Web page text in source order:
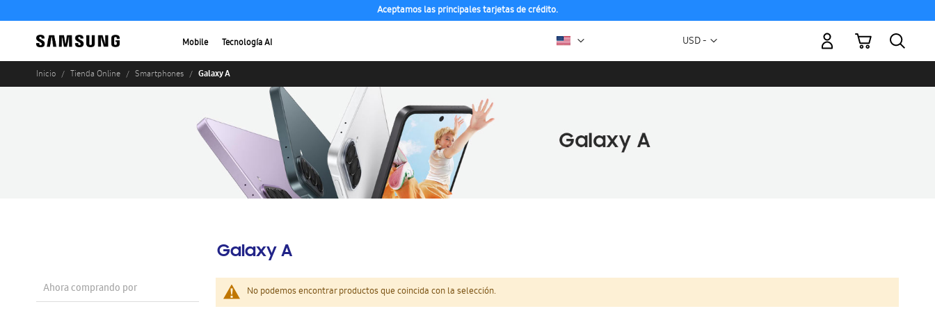
Aceptamos las principales tarjetas de crédito.
Mobile Tecnología AI Moneda
USD -
Mi carrito
Inicio Tienda Online Smartphones Galaxy A
Galaxy A
No podemos encontrar productos que coincida con la selección.
Ahora comprando por